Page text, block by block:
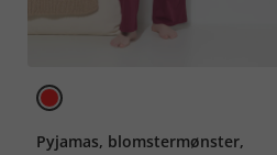
Pyjamas, blomstermønster,